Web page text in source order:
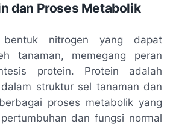
dan Proses Metabolik
nitrogen yang dapat
tanaman, memegang peran
protein. Protein adalah
struktur sel tanaman dan
proses metabolik yang
dan fungsi normal